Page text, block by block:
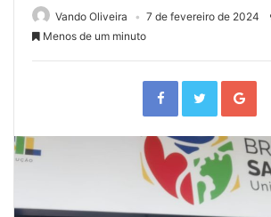
Vando Oliveira 7 de fevereiro de 2024
Menos de um minuto
F
b
o
k
T
t
r +